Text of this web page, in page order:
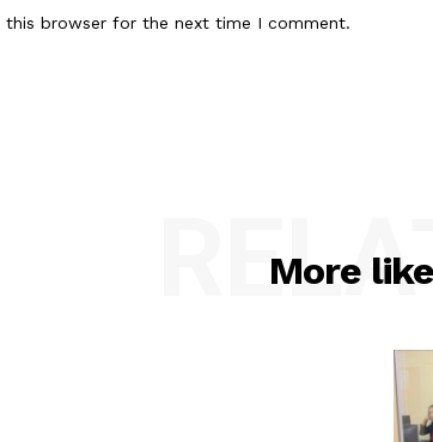
this browser for the next time I comment.
More